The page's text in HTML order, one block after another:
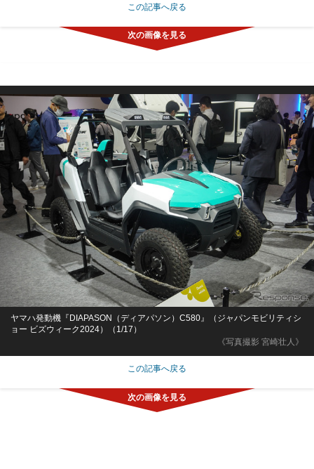
この記事へ戻る
《写真撮影 宮崎壮人》
ヤマハ発動機『DIAPASON（ディアパソン）C580』（ジャパンモビリティシ
ョー ビズウィーク2024）（1/17）
この記事へ戻る